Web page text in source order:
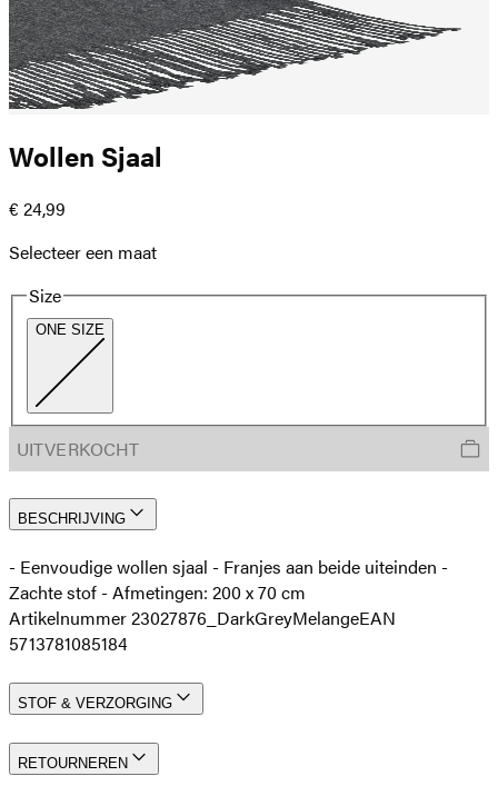
Wollen Sjaal
€ 24,99
Selecteer een maat
Size
ONE SIZE
UITVERKOCHT
BESCHRIJVING
- Eenvoudige wollen sjaal - Franjes aan beide uiteinden -
Zachte stof - Afmetingen: 200 x 70 cm
Artikelnummer 23027876_DarkGreyMelangeEAN
5713781085184
STOF & VERZORGING
RETOURNEREN